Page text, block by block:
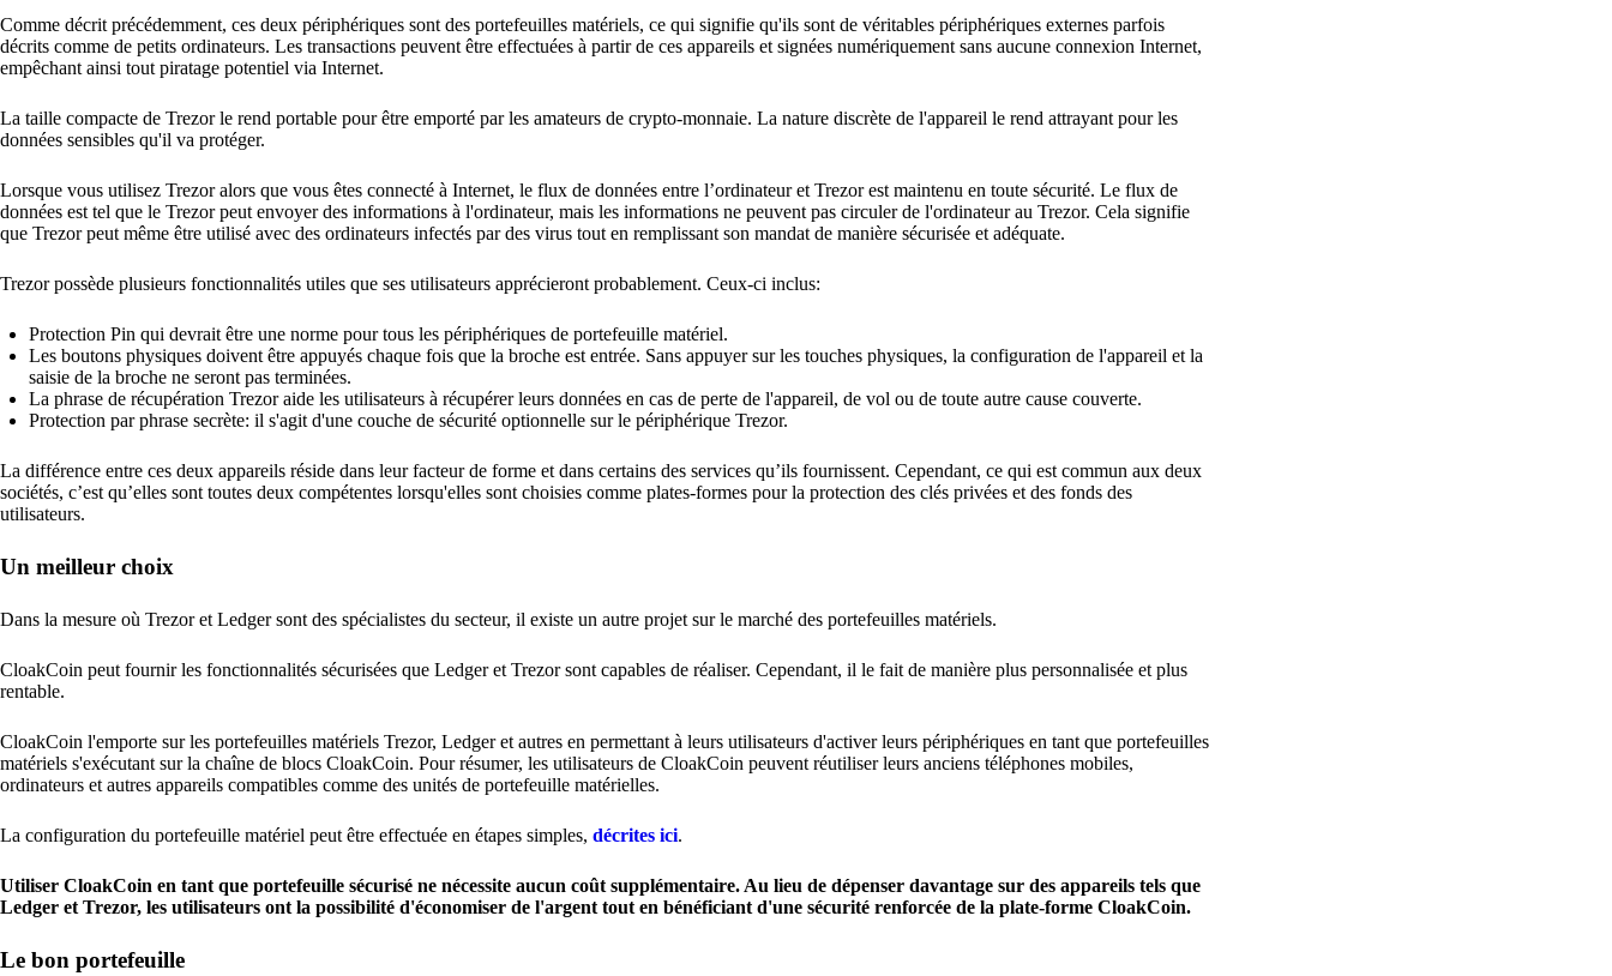
Comme décrit précédemment, ces deux périphériques sont des portefeuilles matériels, ce qui signifie qu'ils sont de véritables périphériques externes parfois
décrits comme de petits ordinateurs. Les transactions peuvent être effectuées à partir de ces appareils et signées numériquement sans aucune connexion Internet,
empêchant ainsi tout piratage potentiel via Internet.
La taille compacte de Trezor le rend portable pour être emporté par les amateurs de crypto-monnaie. La nature discrète de l'appareil le rend attrayant pour les
données sensibles qu'il va protéger.
Lorsque vous utilisez Trezor alors que vous êtes connecté à Internet, le flux de données entre l’ordinateur et Trezor est maintenu en toute sécurité. Le flux de
données est tel que le Trezor peut envoyer des informations à l'ordinateur, mais les informations ne peuvent pas circuler de l'ordinateur au Trezor. Cela signifie
que Trezor peut même être utilisé avec des ordinateurs infectés par des virus tout en remplissant son mandat de manière sécurisée et adéquate.
Trezor possède plusieurs fonctionnalités utiles que ses utilisateurs apprécieront probablement. Ceux-ci inclus:
Protection Pin qui devrait être une norme pour tous les périphériques de portefeuille matériel.
Les boutons physiques doivent être appuyés chaque fois que la broche est entrée. Sans appuyer sur les touches physiques, la configuration de l'appareil et la
saisie de la broche ne seront pas terminées.
La phrase de récupération Trezor aide les utilisateurs à récupérer leurs données en cas de perte de l'appareil, de vol ou de toute autre cause couverte.
Protection par phrase secrète: il s'agit d'une couche de sécurité optionnelle sur le périphérique Trezor.
La différence entre ces deux appareils réside dans leur facteur de forme et dans certains des services qu’ils fournissent. Cependant, ce qui est commun aux deux
sociétés, c’est qu’elles sont toutes deux compétentes lorsqu'elles sont choisies comme plates-formes pour la protection des clés privées et des fonds des
utilisateurs.
Un meilleur choix
Dans la mesure où Trezor et Ledger sont des spécialistes du secteur, il existe un autre projet sur le marché des portefeuilles matériels.
CloakCoin peut fournir les fonctionnalités sécurisées que Ledger et Trezor sont capables de réaliser. Cependant, il le fait de manière plus personnalisée et plus
rentable.
CloakCoin l'emporte sur les portefeuilles matériels Trezor, Ledger et autres en permettant à leurs utilisateurs d'activer leurs périphériques en tant que portefeuilles
matériels s'exécutant sur la chaîne de blocs CloakCoin. Pour résumer, les utilisateurs de CloakCoin peuvent réutiliser leurs anciens téléphones mobiles,
ordinateurs et autres appareils compatibles comme des unités de portefeuille matérielles.
La configuration du portefeuille matériel peut être effectuée en étapes simples, décrites ici.
Utiliser CloakCoin en tant que portefeuille sécurisé ne nécessite aucun coût supplémentaire. Au lieu de dépenser davantage sur des appareils tels que
Ledger et Trezor, les utilisateurs ont la possibilité d'économiser de l'argent tout en bénéficiant d'une sécurité renforcée de la plate-forme CloakCoin.
Le bon portefeuille